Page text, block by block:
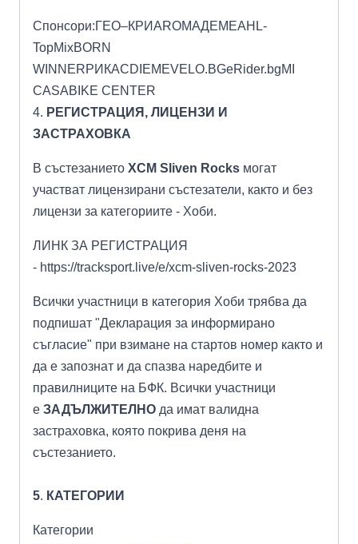
Спонсори:ГЕО–КРИAROMAДЕМЕАHL-
TopMixBORN
WINNERРИКАСDIEMEVELO.BGeRider.bgMI
CASABIKE CENTER
4. РЕГИСТРАЦИЯ, ЛИЦЕНЗИ И
ЗАСТРАХОВКА
В състезанието XCM Sliven Rocks могат
участват лицензирани състезатели, както и без
лицензи за категориите - Хоби.
ЛИНК ЗА РЕГИСТРАЦИЯ
- https://tracksport.live/e/xcm-sliven-rocks-2023
Всички участници в категория Хоби трябва да
подпишат "Декларация за информирано
съгласие" при взимане на стартов номер както и
да е запознат и да спазва наредбите и
правилниците на БФК. Всички участници
е ЗАДЪЛЖИТЕЛНО да имат валидна
застраховка, която покрива деня на
състезанието.
5. КАТЕГОРИИ
Категории